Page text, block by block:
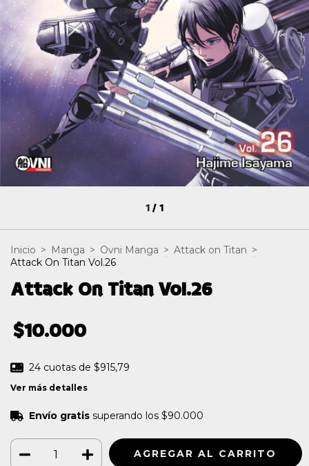
1/1
Inicio > Manga > Ovni Manga > Attack on Titan >
Attack On Titan Vol.26
Attack On Titan Vol.26
$10.000
24 cuotas de $915,79
Ver más detalles
Envío gratis superando los $90.000